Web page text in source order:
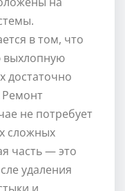
в том, что
выхлопную
достаточно
Ремонт
не потребует
сложных
часть — это
удаления